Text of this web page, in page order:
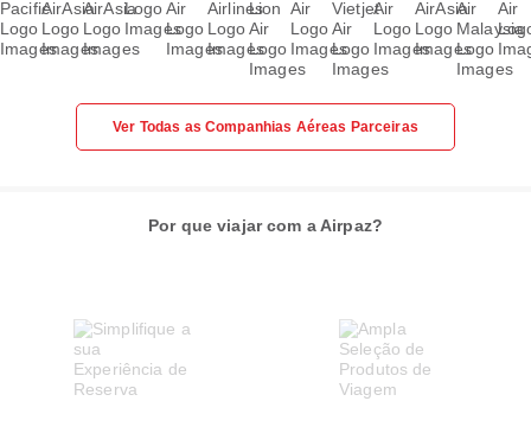
Ver Todas as Companhias Aéreas Parceiras
Por que viajar com a Airpaz?